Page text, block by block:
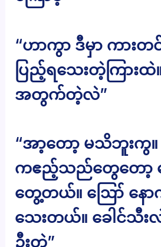
“ဟာကွာ ဒီမှာ ကားတင်
ပြည့်ရသေးတဲ့ကြား
အတွက်တဲ့လဲ”
“အာ့တော့ မသိဘူးကွ။
ကဧည့်သည်တွေတော့
တွေ့တယ်။ ဪ နောက်
သေးတယ်။ ခေါင်သီး
ဦးတဲ့”